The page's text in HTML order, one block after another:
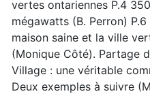
vertes ontariennes P.4
mégawatts (B. Perron)
maison saine et la ville
(Monique Côté). Partage
Village : une véritable
Deux exemples à suivre